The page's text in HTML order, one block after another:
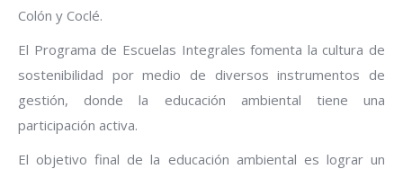
Colón y Coclé.
El Programa de Escuelas Integrales fomenta la cultura de
sostenibilidad por medio de diversos instrumentos de
gestión, donde la educación ambiental tiene una
participación activa.
El objetivo final de la educación ambiental es lograr un